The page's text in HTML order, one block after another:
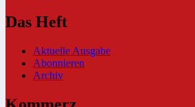
Das Heft
Aktuelle Ausgabe
Abonnieren
Archiv